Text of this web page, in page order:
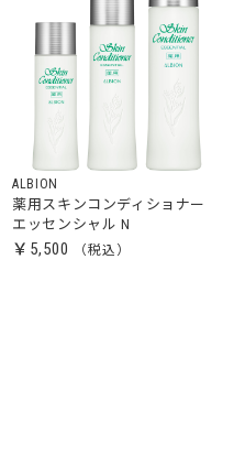
ALBION
薬用スキンコンディショナー
エッセンシャル N
￥5,500